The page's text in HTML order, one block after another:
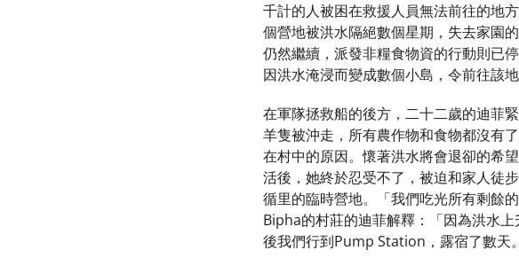
千計的人被困在救援人員無法前往的地
個營地被洪水隔絕數個星期，失去家園
仍然繼續，派發非糧食物資的行動則已
因洪水淹浸而變成數個小島，令前往該地
在軍隊拯救船的後方，二十二歲的迪菲
羊隻被沖走，所有農作物和食物都沒有
在村中的原因。懷著洪水將會退卻的希
活後，她終於忍受不了，被迫和家人徒
循里的臨時營地。「我們吃光所有剩餘
Bipha的村莊的迪菲解釋：「因為洪水
後我們行到Pump Station，露宿了數天